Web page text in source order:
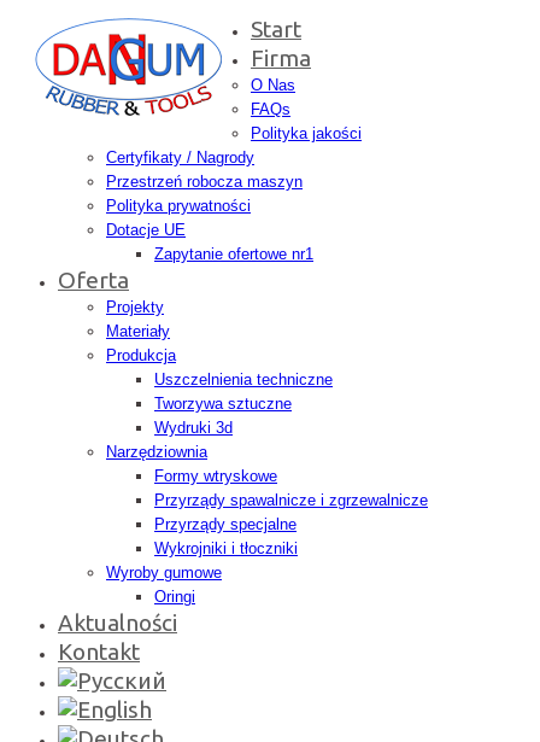
Start
Firma
O Nas
FAQs
Polityka jakości
Certyfikaty / Nagrody
Przestrzeń robocza maszyn
Polityka prywatności
Dotacje UE
Zapytanie ofertowe nr1
Oferta
Projekty
Materiały
Produkcja
Uszczelnienia techniczne
Tworzywa sztuczne
Wydruki 3d
Narzędziownia
Formy wtryskowe
Przyrządy spawalnicze i zgrzewalnicze
Przyrządy specjalne
Wykrojniki i tłoczniki
Wyroby gumowe
Oringi
Aktualności
Kontakt